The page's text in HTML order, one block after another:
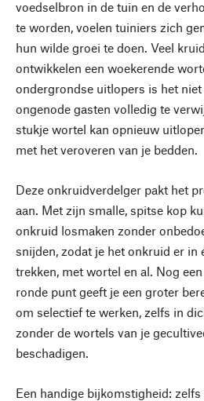
voedselbron in de tuin en de
te worden, voelen tuiniers zich
hun wilde groei te doen. Veel
ontwikkelen een woekerende
ondergrondse uitlopers is het
ongenode gasten volledig te
stukje wortel kan opnieuw
met het veroveren van je bedden.
Deze onkruidverdelger pakt het
aan. Met zijn smalle, spitse kop
onkruid losmaken zonder
snijden, zodat je het onkruid er in
trekken, met wortel en al. Nog
ronde punt geeft je een groter
om selectief te werken, zelfs in
zonder de wortels van je
beschadigen.
Een handige bijkomstigheid: